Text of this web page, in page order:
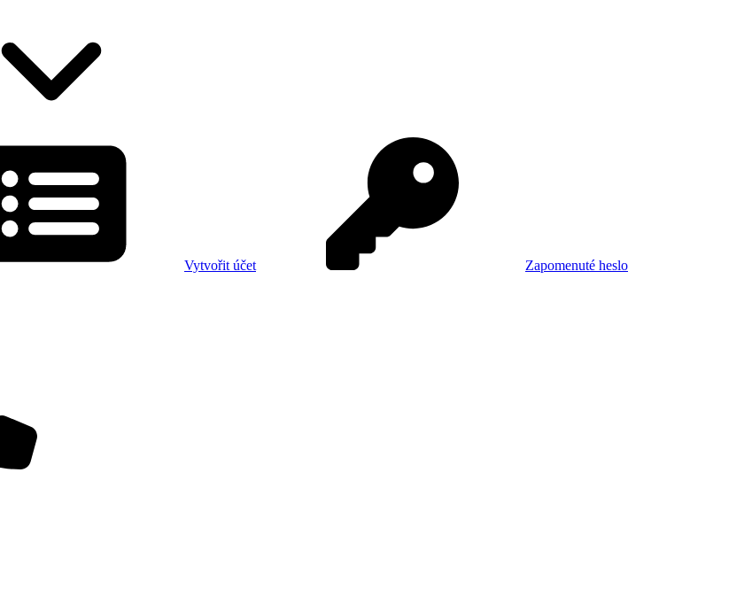
Vytvořit účet Zapomenuté heslo